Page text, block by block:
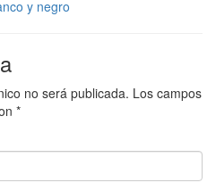
y negro
no será publicada. Los campos
*